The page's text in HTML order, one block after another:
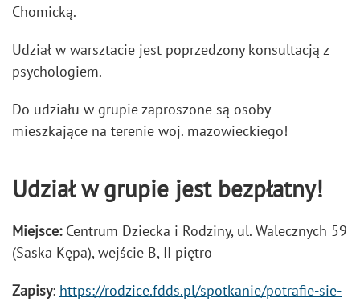
Chomicką.
Udział w warsztacie jest poprzedzony konsultacją z
psychologiem.
Do udziału w grupie zaproszone są osoby
mieszkające na terenie woj. mazowieckiego!
Udział w grupie jest bezpłatny!
Miejsce: Centrum Dziecka i Rodziny, ul. Walecznych 59
(Saska Kępa), wejście B, II piętro
Zapisy: https://rodzice.fdds.pl/spotkanie/potrafie-sie-